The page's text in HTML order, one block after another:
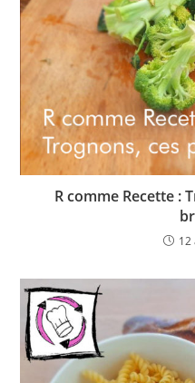
R comme Recette :
12